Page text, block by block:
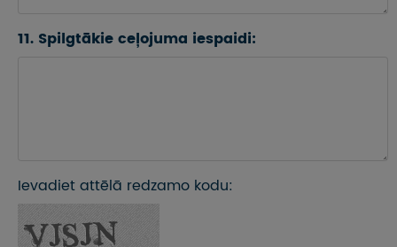
11. Spilgtākie ceļojuma iespaidi:
Ievadiet attēlā redzamo kodu: